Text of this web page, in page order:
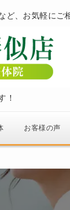
ど、お気軽にご
！
お客様の声